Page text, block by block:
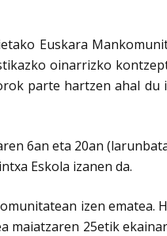
Euskara
oinarrizko
parte hartzen ahal
6an eta 20an
Eskola izanen da.
izen ematea.
maiatzaren 25etik